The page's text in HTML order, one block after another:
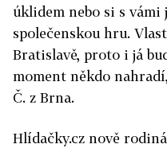
úklidem nebo si s vámi
společenskou hru.
Bratislavě, proto i já
moment někdo
Č. z Brna.
Hlídačky.cz nově